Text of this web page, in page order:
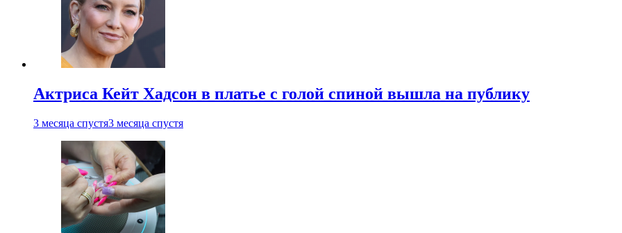
Актриса Кейт Хадсон в платье с голой спиной вышла на публику
3 месяца спустя3 месяца спустя